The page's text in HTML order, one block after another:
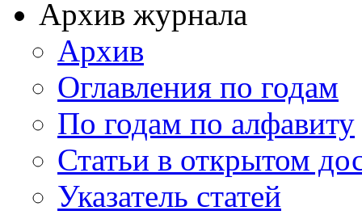
Архив журнала
Архив
Оглавления по годам
По годам по алфавиту
Статьи в открытом
Указатель статей